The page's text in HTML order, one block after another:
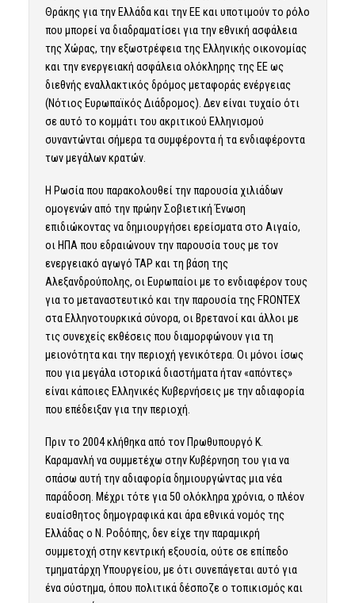
Θράκης για την Ελλάδα και την ΕΕ και υποτιμούν το ρόλο
που μπορεί να διαδραματίσει για την εθνική ασφάλεια
της Χώρας, την εξωστρέφεια της Ελληνικής οικονομίας
και την ενεργειακή ασφάλεια ολόκληρης της ΕΕ ως
διεθνής εναλλακτικός δρόμος μεταφοράς ενέργειας
(Νότιος Ευρωπαϊκός Διάδρομος). Δεν είναι τυχαίο ότι
σε αυτό το κομμάτι του ακριτικού Ελληνισμού
συναντώνται σήμερα τα συμφέροντα ή τα ενδιαφέροντα
των μεγάλων κρατών.
Η Ρωσία που παρακολουθεί την παρουσία χιλιάδων
ομογενών από την πρώην Σοβιετική Ένωση
επιδιώκοντας να δημιουργήσει ερείσματα στο Αιγαίο,
οι ΗΠΑ που εδραιώνουν την παρουσία τους με τον
ενεργειακό αγωγό TAP και τη βάση της
Αλεξανδρούπολης, οι Ευρωπαίοι με το ενδιαφέρον τους
για το μεταναστευτικό και την παρουσία της FRONTEX
στα Ελληνοτουρκικά σύνορα, οι Βρετανοί και άλλοι με
τις συνεχείς εκθέσεις που διαμορφώνουν για τη
μειονότητα και την περιοχή γενικότερα. Οι μόνοι ίσως
που για μεγάλα ιστορικά διαστήματα ήταν «απόντες»
είναι κάποιες Ελληνικές Κυβερνήσεις με την αδιαφορία
που επέδειξαν για την περιοχή.
Πριν το 2004 κλήθηκα από τον Πρωθυπουργό Κ.
Καραμανλή να συμμετέχω στην Κυβέρνηση του για να
σπάσω αυτή την αδιαφορία δημιουργώντας μια νέα
παράδοση. Μέχρι τότε για 50 ολόκληρα χρόνια, ο πλέον
ευαίσθητος δημογραφικά και άρα εθνικά νομός της
Ελλάδας ο Ν. Ροδόπης, δεν είχε την παραμικρή
συμμετοχή στην κεντρική εξουσία, ούτε σε επίπεδο
τμηματάρχη Υπουργείου, με ότι συνεπάγεται αυτό για
ένα σύστημα, όπου πολιτικά δέσποζε ο τοπικισμός και